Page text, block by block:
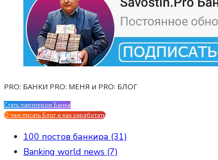
PRO: БАНКИ PRO: МЕНЯ и PRO: БЛОГ
Стать партнером Банка
О чем писать Блог и как заработать
100 постов банкира (31)
Banking world news (7)